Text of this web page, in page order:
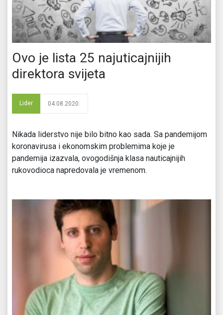
Ovo je lista 25 najuticajnijih
direktora svijeta
Lider 04.08.2020.
Nikada liderstvo nije bilo bitno kao sada. Sa pandemijom
koronavirusa i ekonomskim problemima koje je
pandemija izazvala, ovogodišnja klasa nauticajnijih
rukovodioca napredovala je vremenom.